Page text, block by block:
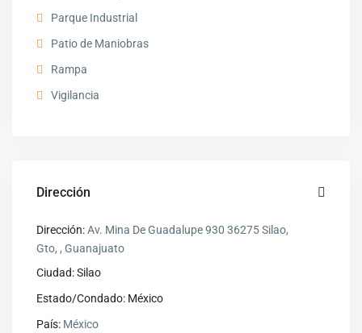
Parque Industrial
Patio de Maniobras
Rampa
Vigilancia
Dirección
Dirección:Av. Mina De Guadalupe 930 36275 Silao,
Gto, , Guanajuato
Ciudad:Silao
Estado/Condado: México
País: México